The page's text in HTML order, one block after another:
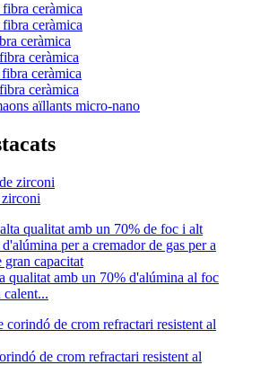
ceràmica
ceràmica
ceràmica
ceràmica
ceràmica
ceràmica
aïllants micro-nano
qualitat amb un 70% d'alúmina al foc
calent...
de crom refractari resistent al